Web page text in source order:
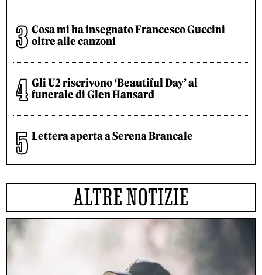
Cosa mi ha insegnato Francesco Guccini
oltre alle canzoni
Gli U2 riscrivono ‘Beautiful Day’ al
funerale di Glen Hansard
Lettera aperta a Serena Brancale
ALTRE NOTIZIE